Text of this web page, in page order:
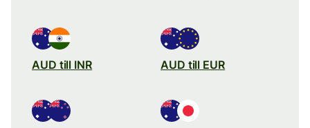
AUD till INR AUD till EUR